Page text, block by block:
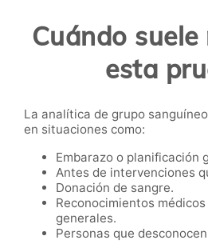
Cuándo
esta
La analítica de grupo
en situaciones como:
Embarazo o planificación
Antes de intervenciones
Donación de sangre.
Reconocimientos
generales.
Personas que